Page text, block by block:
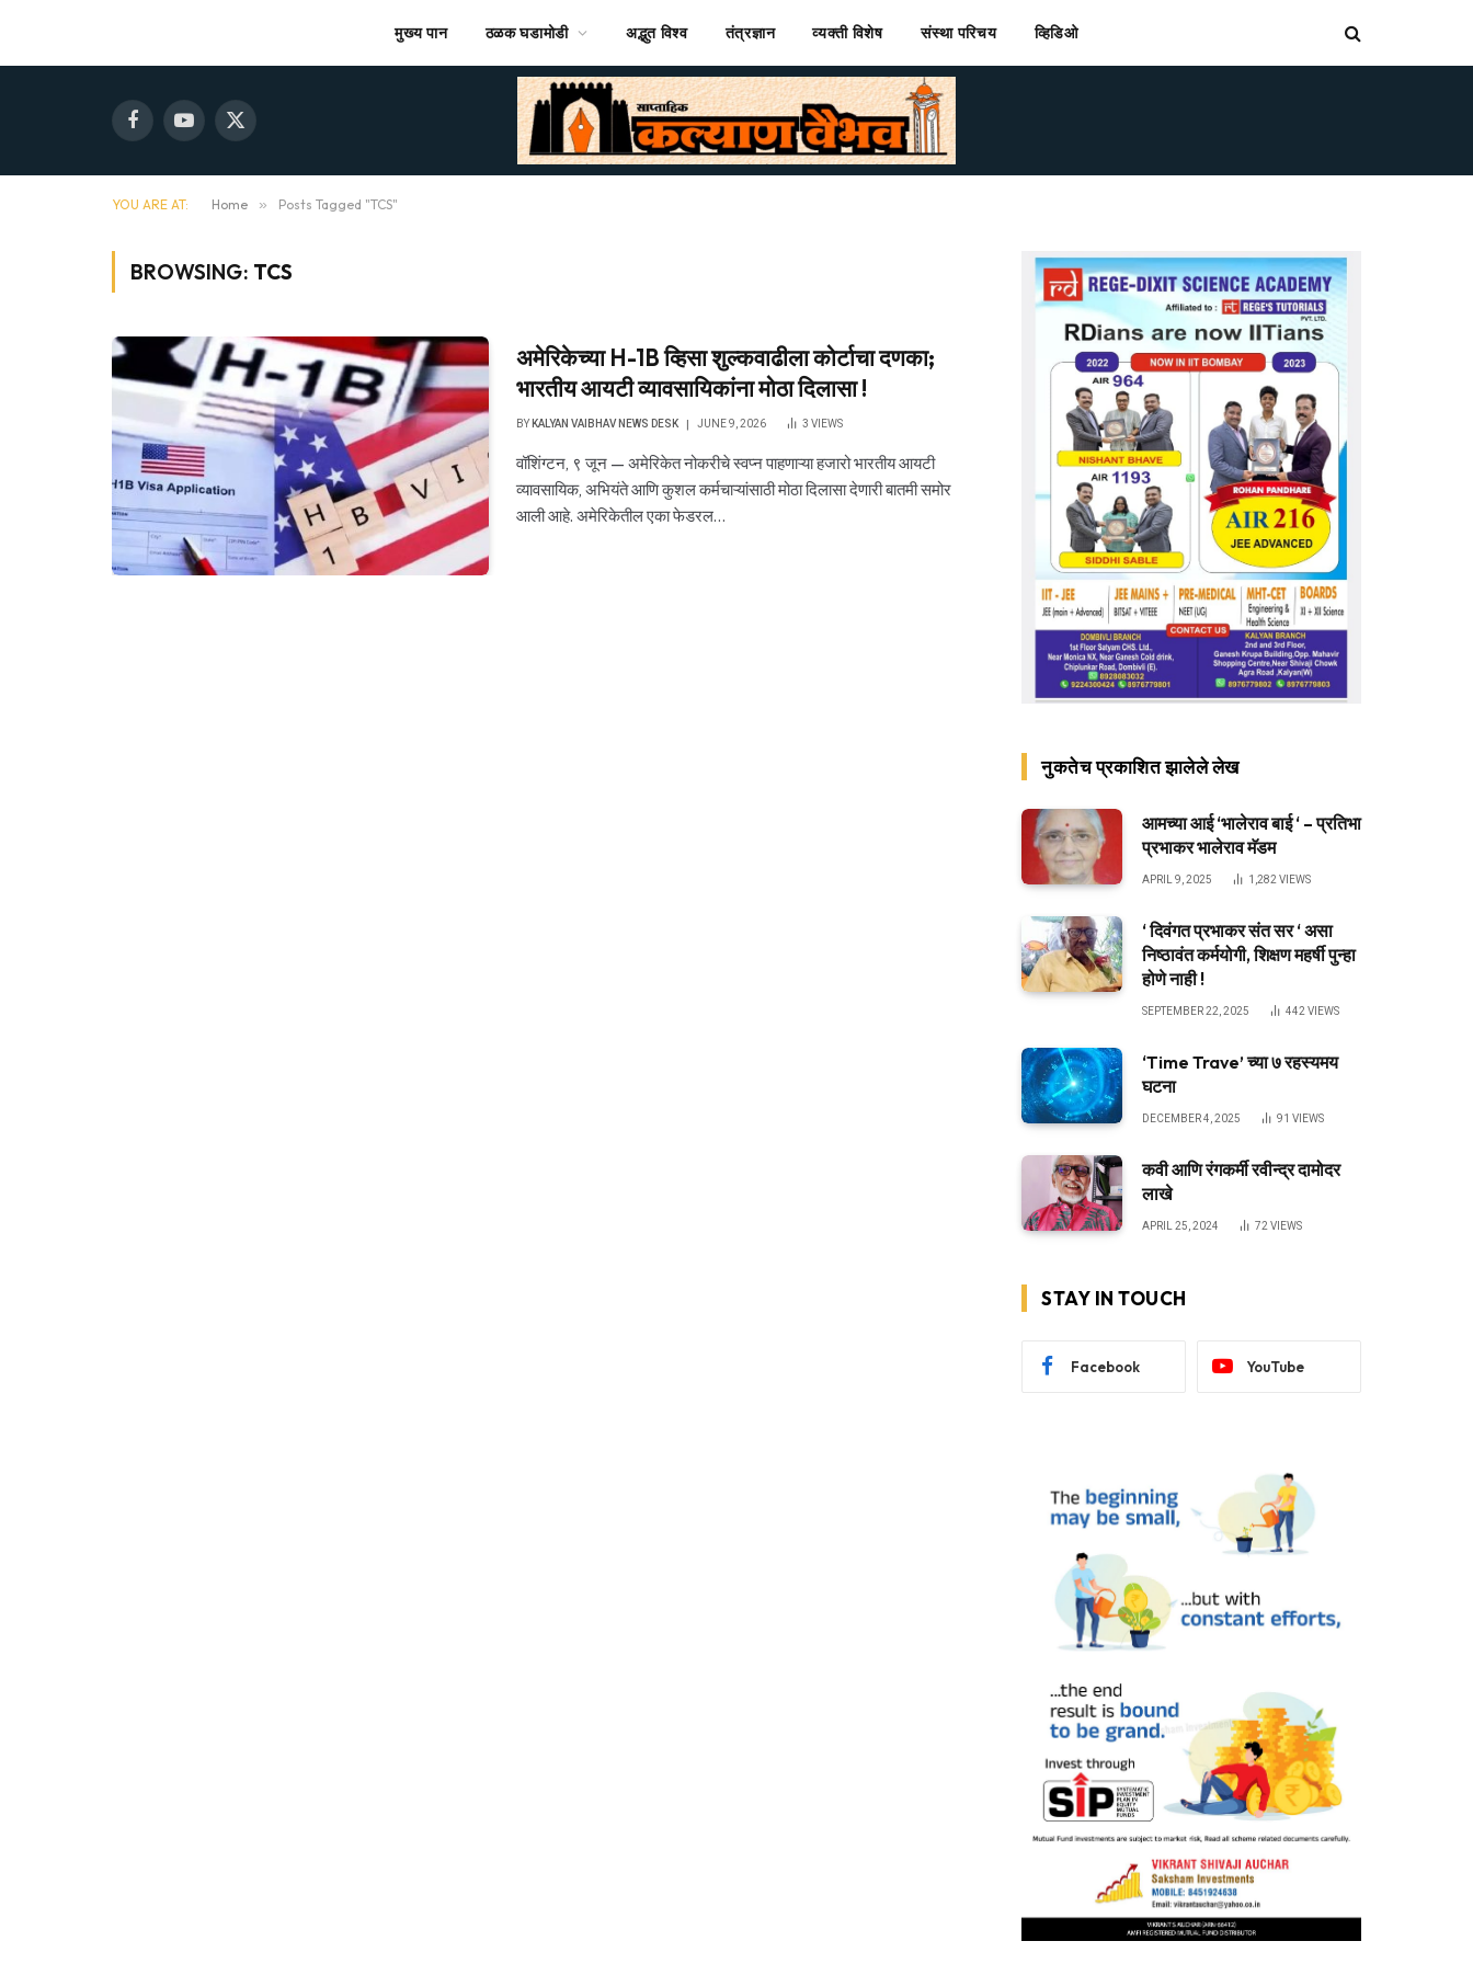
मुख्य पान ठळक घडामोडी अद्भुत विश्व तंत्रज्ञान व्यक्ती विशेष संस्था परिचय व्हिडिओ
FacebookYouTube
X
YOU ARE AT: Home » Posts Tagged "TCS"
BROWSING: TCS
अमेरिकेच्या H-1B व्हिसा शुल्कवाढीला कोर्टाचा दणका;
भारतीय आयटी व्यावसायिकांना मोठा दिलासा !
BY KALYAN VAIBHAV NEWS DESK JUNE 9, 2026 3VIEWS
वॉशिंग्टन, ९ जून — अमेरिकेत नोकरीचे स्वप्न पाहणाऱ्या हजारो भारतीय आयटी
व्यावसायिक, अभियंते आणि कुशल कर्मचाऱ्यांसाठी मोठा दिलासा देणारी बातमी समोर
आली आहे. अमेरिकेतील एका फेडरल…
नुकतेच प्रकाशित झालेले लेख
आमच्या आई ‘भालेराव बाई ‘ – प्रतिभा
प्रभाकर भालेराव मॅडम
APRIL 9, 2025 1,282 VIEWS
‘ दिवंगत प्रभाकर संत सर ‘ असा
निष्ठावंत कर्मयोगी, शिक्षण महर्षी पुन्हा
होणे नाही !
SEPTEMBER 22, 2025 442 VIEWS
‘Time Trave’ च्या ७ रहस्यमय
घटना
DECEMBER 4, 2025 91 VIEWS
कवी आणि रंगकर्मी रवीन्द्र दामोदर
लाखे
APRIL 25, 2024 72 VIEWS
STAY IN TOUCH
Facebook YouTube